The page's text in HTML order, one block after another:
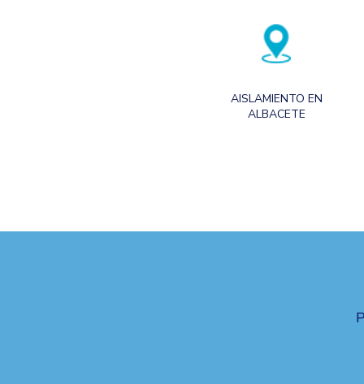
AISLAMIENTO EN
ALBACETE